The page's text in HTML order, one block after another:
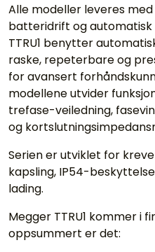
Alle modeller leveres
batteridrift og
TTRU1 benytter
raske, repeterbare og
for avansert
modellene utvider
trefase-veiledning,
og
Serien er utviklet for
kapsling, IP54-
lading.
Megger TTRU1 kommer i
oppsummert er det: